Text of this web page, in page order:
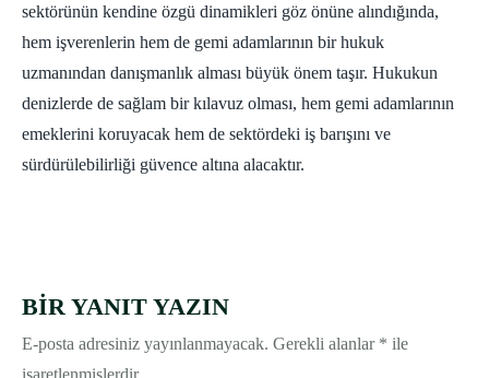
sektörünün kendine özgü dinamikleri göz önüne alındığında,
hem işverenlerin hem de gemi adamlarının bir hukuk
uzmanından danışmanlık alması büyük önem taşır. Hukukun
denizlerde de sağlam bir kılavuz olması, hem gemi adamlarının
emeklerini koruyacak hem de sektördeki iş barışını ve
sürdürülebilirliği güvence altına alacaktır.
BIR YANIT YAZIN
E-posta adresiniz yayınlanmayacak. Gerekli alanlar * ile
işaretlenmişlerdir